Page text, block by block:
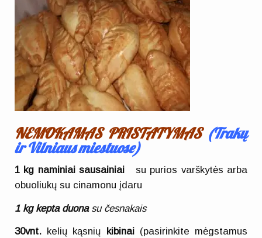
NEMOKAMAS PRISTATYMAS (Trakų
ir Vilniaus miestuose)
1 kg naminiai sausainiai su purios varškytės arba
obuoliukų su cinamonu įdaru
1 kg kepta duonasu česnakais
30vnt. kelių kąsnių kibinai(pasirinkite mėgstamus